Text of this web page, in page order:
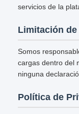
servicios de la
Limitación
Somos
cargas dentro del
ninguna
Política de